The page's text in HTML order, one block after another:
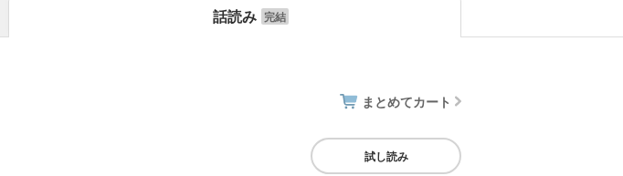
話読み
まとめてカート
試し読み